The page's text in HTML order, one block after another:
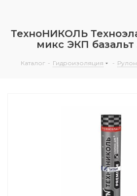
ТехноНИКОЛЬ
микс ЭКП
Каталог - Гидроизоляция -